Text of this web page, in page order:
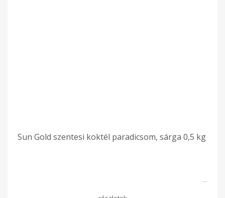
Sun Gold szentesi koktél paradicsom, sárga 0,5 kg